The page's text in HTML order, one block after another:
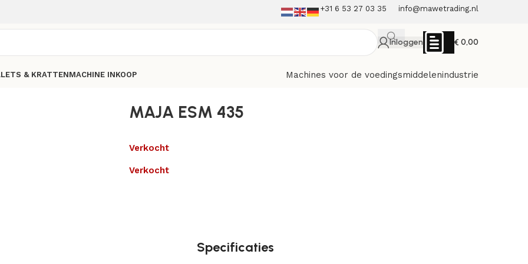
+31 6 53 27 03 35 info@mawetrading.nl
Inloggen € 0,00
& KRATTENMACHINE INKOOP
Machines voor de voedingsmiddelenindustrie
MAJA ESM 435
Verkocht
Verkocht
Specificaties